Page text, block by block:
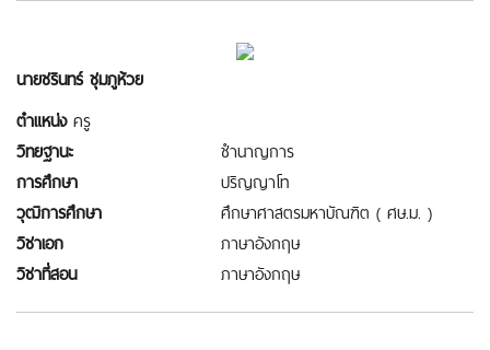
นายชรินทร์ ชุมภูห้วย
ตำแหน่งครู
วิทยฐานะ
ชำนาญการ
การศึกษา
ปริญญาโท
วุฒิการศึกษา
ศึกษาศาสตรมหาบัณฑิต ( ศษ.ม. )
วิชาเอก
ภาษาอังกฤษ
วิชาที่สอน
ภาษาอังกฤษ